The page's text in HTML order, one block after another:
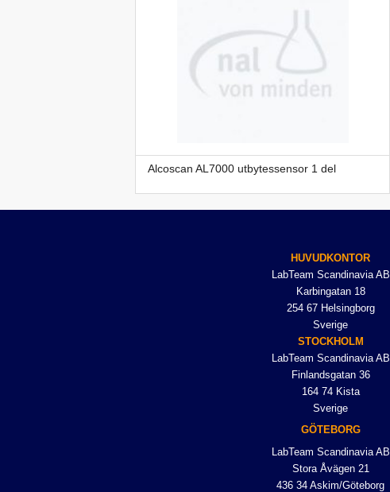
Alcoscan AL7000 utbytessensor 1 del
HUVUDKONTOR
LabTeam Scandinavia AB
Karbingatan 18
254 67 Helsingborg
Sverige
STOCKHOLM
LabTeam Scandinavia AB
Finlandsgatan 36
164 74 Kista
Sverige
GÖTEBORG
LabTeam Scandinavia AB
Stora Åvägen 21
436 34 Askim/Göteborg